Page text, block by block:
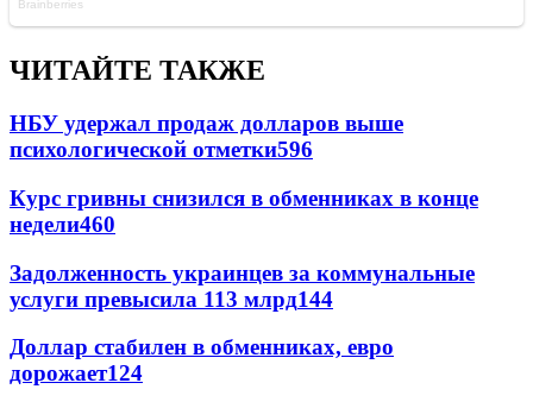
ЧИТАЙТЕ ТАКЖЕ
НБУ удержал продаж долларов выше
психологической отметки596
Курс гривны снизился в обменниках в конце
недели460
Задолженность украинцев за коммунальные
услуги превысила 113 млрд144
Доллар стабилен в обменниках, евро
дорожает124